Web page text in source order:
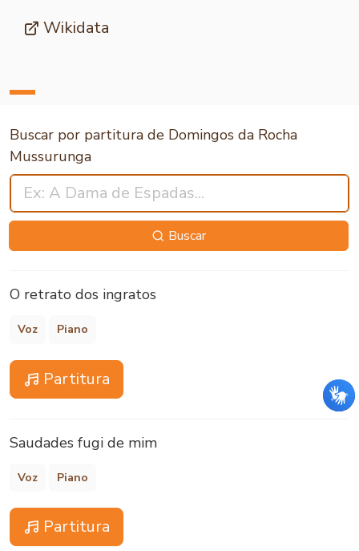
Wikidata
Buscar por partitura de Domingos da Rocha
Mussurunga
Buscar
O retrato dos ingratos
Voz Piano
Partitura
Saudades fugi de mim
Voz Piano
Partitura